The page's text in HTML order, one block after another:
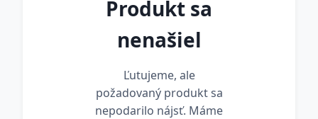
Produkt sa
nenašiel
Ľutujeme, ale
požadovaný produkt sa
nepodarilo nájsť. Máme